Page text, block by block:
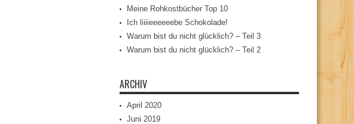
Meine Rohkostbücher Top 10
Ich liiiieeeeeebe Schokolade!
Warum bist du nicht glücklich? – Teil 3
Warum bist du nicht glücklich? – Teil 2
ARCHIV
April 2020
Juni 2019